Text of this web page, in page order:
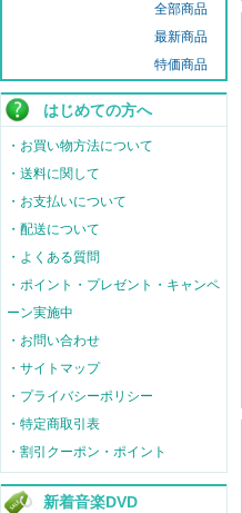
全部商品
最新商品
特価商品
はじめての方へ
・お買い物方法について
・送料に関して
・お支払いについて
・配送について
・よくある質問
・ポイント・プレゼント・キャンペ
ーン実施中
・お問い合わせ
・サイトマップ
・プライバシーポリシー
・特定商取引表
・割引クーポン・ポイント
新着音楽DVD